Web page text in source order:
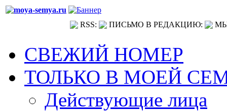
RSS: ПИСЬМО В РЕДАКЦИЮ:
СВЕЖИЙ НОМЕР
ТОЛЬКО В МОЕЙ
Действующие лица